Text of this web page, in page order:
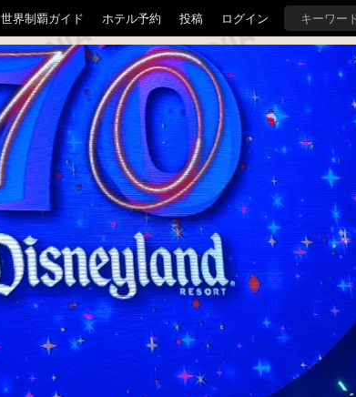
世界制覇ガイド ホテル予約 投稿 ログイン